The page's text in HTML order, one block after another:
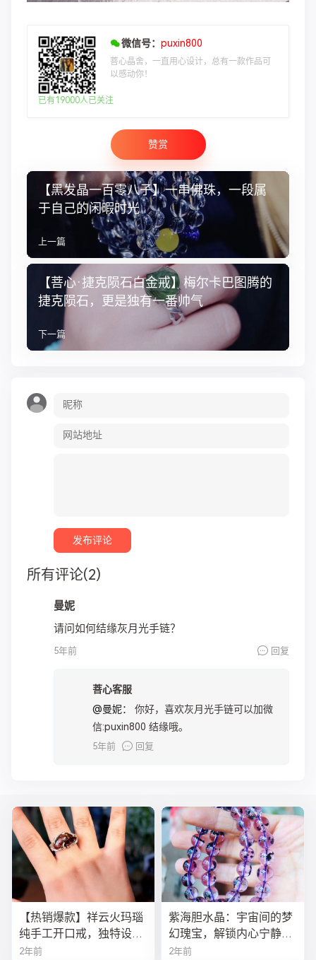
微信号： puxin800
菩心晶舍，一直用心设计，总有一款作品可
以感动你！
已有19000人已关注
赞赏
【黑发晶一百零八子】一串佛珠，一段属
于自己的闲暇时光
上一篇
【菩心·捷克陨石白金戒】梅尔卡巴图腾的
捷克陨石，更是独有一番帅气
下一篇
所有评论(2)
曼妮
请问如何结缘灰月光手链？
5年前 回复
菩心客服
@曼妮：
你好，喜欢灰月光手链可以加微
信:puxin800 结缘哦。
5年前 回复
【热销爆款】祥云火玛瑙
纯手工开口戒，独特设计
寓意吉祥，时尚与灵性的
2年前
紫海胆水晶：宇宙间的梦
幻瑰宝，解锁内心宁静与
疗愈之秘
2年前